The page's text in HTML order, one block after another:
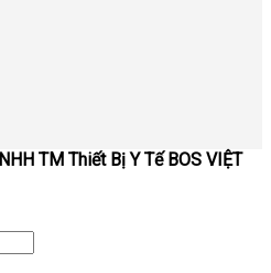
TM Thiết Bị Y Tế BOS VIỆT